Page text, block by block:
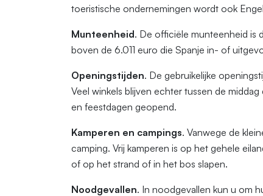
toeristische ondernemingen wordt ook
Munteenheid. De officiële munteenheid is
boven de 6.011 euro die Spanje in- of
Openingstijden. De gebruikelijke
Veel winkels blijven echter tussen de
en feestdagen geopend.
Kamperen en campings. Vanwege de
camping. Vrij kamperen is op het gehele
of op het strand of in het bos slapen.
Noodgevallen. In noodgevallen kun u om